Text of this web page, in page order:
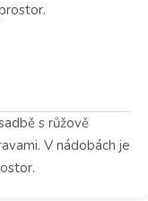
s růžově
V nádobách je